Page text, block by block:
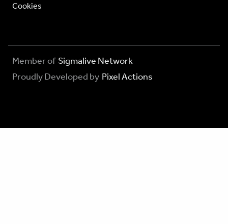
Cookies
Member of Sigmalive Network
Proudly Developed by Pixel Actions